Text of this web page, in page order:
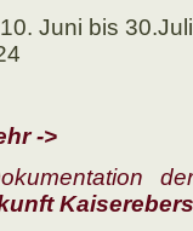
Juni bis 30.Juli
->